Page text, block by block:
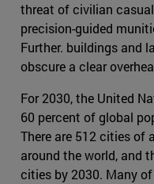
threat of civilian
precision-guided
Further. buildings and
obscure a clear
For 2030, the United
60 percent of global
There are 512 cities of
around the world, and
cities by 2030. Many